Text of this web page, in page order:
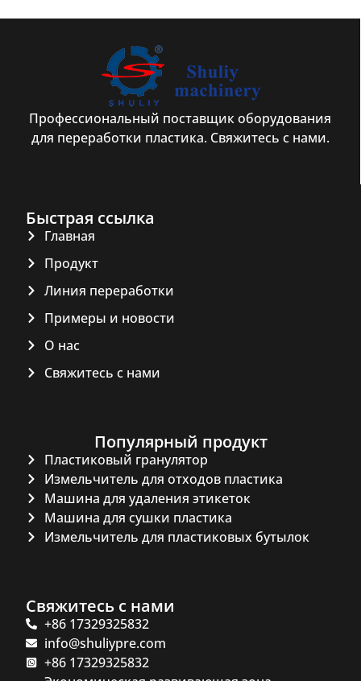
Профессиональный поставщик оборудования
для переработки пластика. Свяжитесь с нами.
Быстрая ссылка
Главная
Продукт
Линия переработки
Примеры и новости
О нас
Свяжитесь с нами
Популярный продукт
Пластиковый гранулятор
Измельчитель для отходов пластика
Машина для удаления этикеток
Машина для сушки пластика
Измельчитель для пластиковых бутылок
Свяжитесь с нами
+86 17329325832
info@shuliypre.com
+86 17329325832